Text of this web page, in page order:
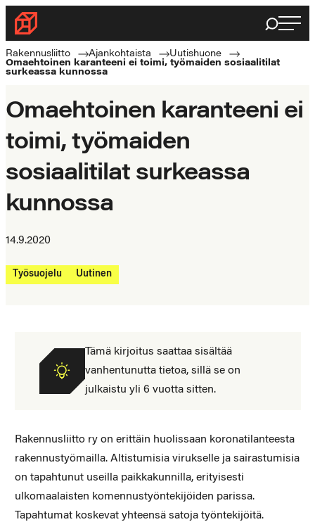
Siirry
suoraan
sisältöön
Rakennusliitto
Rakennusalan
ammattilaisten
Haku
Rakennusliitto Ajankohtaista
Uutishuone
Omaehtoinen karanteeni ei toimi, työmaiden sosiaalitilat
surkeassa kunnossa
Omaehtoinen karanteeni ei
toimi, työmaiden
sosiaalitilat surkeassa
kunnossa
14.9.2020
Työsuojelu Uutinen
Tämä kirjoitus saattaa sisältää
vanhentunutta tietoa, sillä se on
julkaistu yli 6 vuotta sitten.
Rakennusliitto ry on erittäin huolissaan koronatilanteesta
rakennustyömailla. Altistumisia virukselle ja sairastumisia
on tapahtunut useilla paikkakunnilla, erityisesti
ulkomaalaisten komennustyöntekijöiden parissa.
Tapahtumat koskevat yhteensä satoja työntekijöitä.